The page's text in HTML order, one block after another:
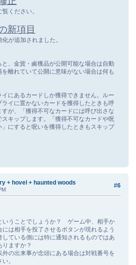
覧ください。
新項目
が追加されました。
と、金貨・鹵獲品が公開可能な場合は自動
離れていて公開に意味がない場合は何も
にあるカードしか獲得できません。ルー
ライに置かないカードを獲得したときも呼
が、「獲得不可なカードには呼び出さな
スキップします。「獲得不可なカードや呪
」にすると呪いを獲得したときもスキップ
#6
+ hovel + haunted woods
いうことでしょうか？ ゲーム中、相手か
は相手を投了させるボタンが現れるよう
ている側には特に通知されるものではあ
りますか？
の出来事が念頭にある場合は対戦番号を
。